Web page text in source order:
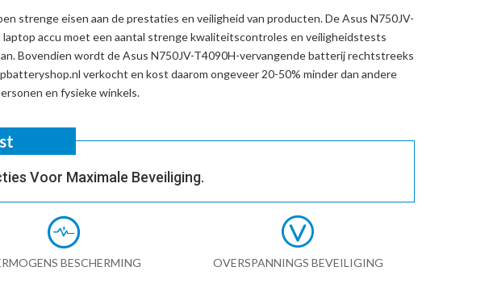
strenge eisen aan de prestaties en veiligheid van producten. DeAsus N750JV-
accu moet een aantal strenge kwaliteitscontroles en veiligheidstests
Bovendien wordt deAsus N750JV-T4090H-vervangende batterijrechtstreeks
verkocht en kost daarom ongeveer 20-50% minder dan andere
en fysieke winkels.
Voor Maximale Beveiliging.
BESCHERMING OVERSPANNINGS BEVEILIGING